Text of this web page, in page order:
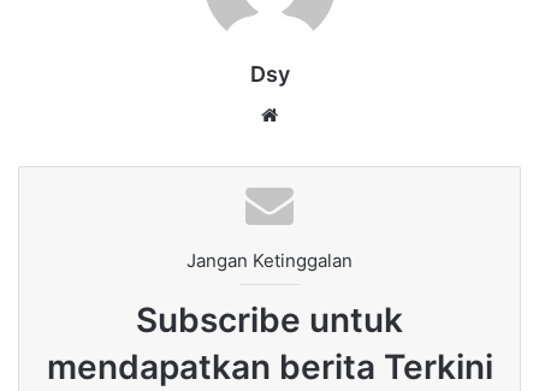
Dsy
Jangan Ketinggalan
Subscribe untuk
mendapatkan berita Terkini